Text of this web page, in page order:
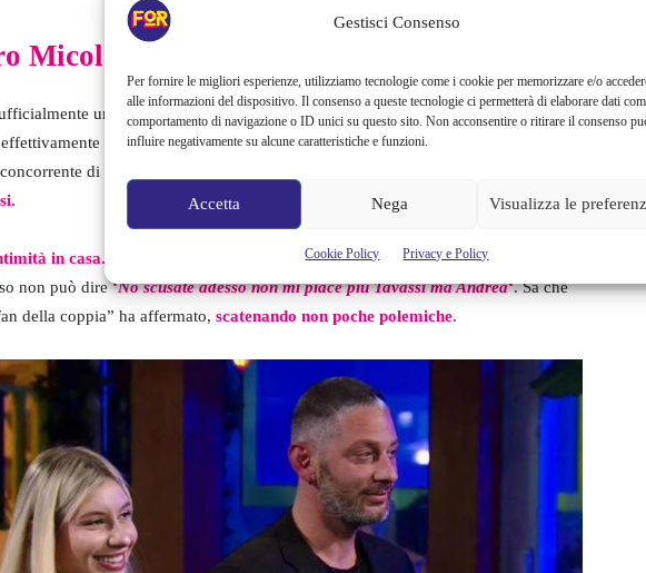
Gestisci Consenso
Per fornire le migliori esperienze, utilizziamo tecnologie come i cookie per memorizzare e/o
alle informazioni del dispositivo. Il consenso a queste tecnologie ci permetterà di elaborare dati
comportamento di navigazione o ID unici su questo sito. Non acconsentire o ritirare il consenso
influire negativamente su alcune caratteristiche e funzioni.
Accetta Nega Visualizza le
Cookie Policy Privacy e Policy
Micol Incorvaia
un finalista del GF Vip, e i suoi fan non potrebbero essere più
conquistato il pubblico. Qualcuno però la pensa diversamente:
di questa edizione, si è scagliata contro di lei, accusandola di
in casa. Io penso che a Micol possa piacere Andrea”ha spiegato, “Ne
non può dire‘No scusate adesso non mi piace più Tavassi ma Andrea‘. Sa che
della coppia” ha affermato, scatenando non poche polemiche.